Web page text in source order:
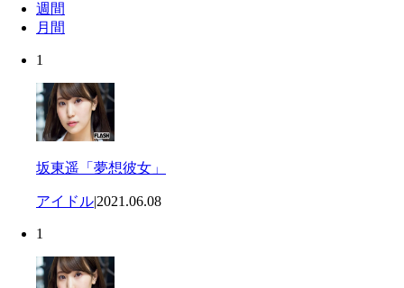
週間
月間
1
坂東遥「夢想彼女」
アイドル|2021.06.08
1